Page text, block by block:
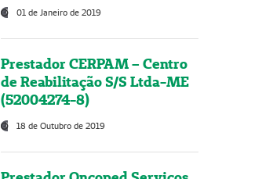
01 de Janeiro de 2019
Prestador CERPAM – Centro
de Reabilitação S/S Ltda-ME
(52004274-8)
18 de Outubro de 2019